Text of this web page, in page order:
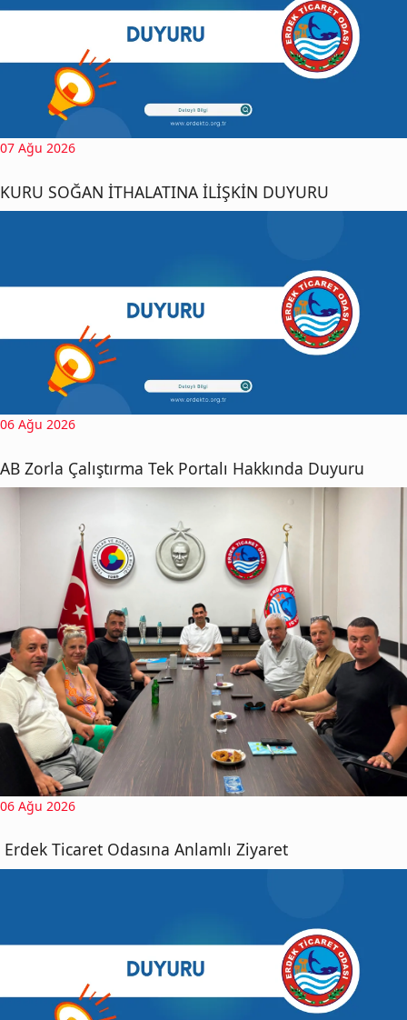
07 Ağu 2026
KURU SOĞAN İTHALATINA İLİŞKİN DUYURU
06 Ağu 2026
AB Zorla Çalıştırma Tek Portalı Hakkında Duyuru
06 Ağu 2026
Erdek Ticaret Odasına Anlamlı Ziyaret